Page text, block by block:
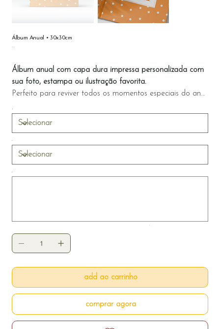
Álbum Anual • 30x30cm
Álbum anual com capa dura impressa personalizada com
sua foto, estampa ou ilustração favorita.
Perfeito para reviver todos os momentos especiais do ano
440g. Ideal para compilar viagens, conquistas, celebrações
add ao carrinho
comprar agora